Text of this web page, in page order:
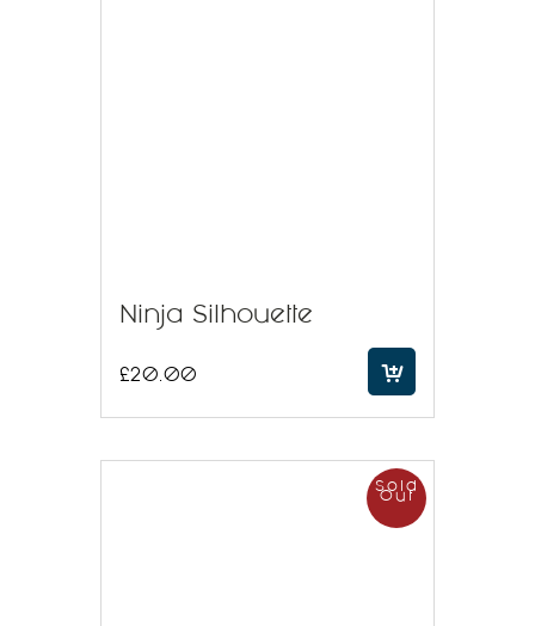
Ninja Silhouette
£ 20.00
Sold
Out